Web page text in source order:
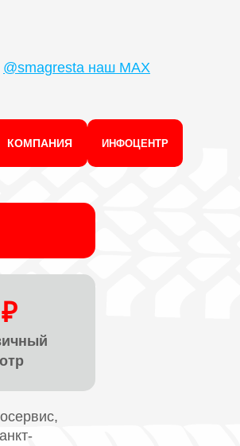
@smagresta наш MAX
КОМПАНИЯ ИНФОЦЕНТР